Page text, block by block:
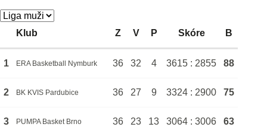
Klub Z V P Skóre B
1 ERA Basketball Nymburk 36 32 4 3615 : 2855 88
2 BK KVIS Pardubice 36 27 9 3324 : 2900 75
3 PUMPA Basket Brno 36 23 13 3064 : 3006 63